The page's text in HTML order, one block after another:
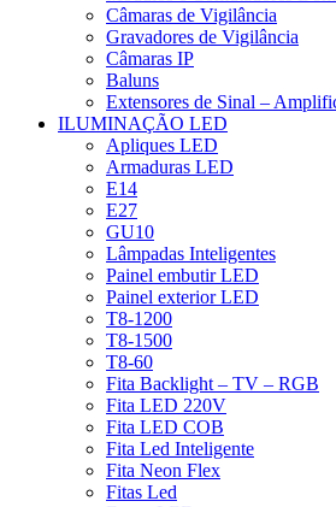
Câmaras de Vigilância
Gravadores de Vigilância
Câmaras IP
Baluns
Extensores de Sinal –
ILUMINAÇÃO LED
Apliques LED
Armaduras LED
E14
E27
GU10
Lâmpadas Inteligentes
Painel embutir LED
Painel exterior LED
T8-1200
T8-1500
T8-60
Fita Backlight – TV – RGB
Fita LED 220V
Fita LED COB
Fita Led Inteligente
Fita Neon Flex
Fitas Led